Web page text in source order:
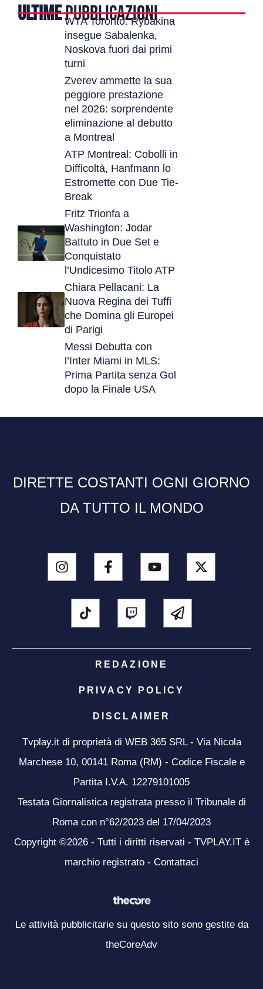
ULTIMEPUBBLICAZIONI
WTA Toronto: Rybakina
insegue Sabalenka,
Noskova fuori dai primi
turni
Zverev ammette la sua
peggiore prestazione
nel 2026: sorprendente
eliminazione al debutto
a Montreal
ATP Montreal: Cobolli in
Difficoltà, Hanfmann lo
Estromette con Due Tie-
Break
Fritz Trionfa a
Washington: Jodar
Battuto in Due Set e
Conquistato
l’Undicesimo Titolo ATP
Chiara Pellacani: La
Nuova Regina dei Tuffi
che Domina gli Europei
di Parigi
Messi Debutta con
l’Inter Miami in MLS:
Prima Partita senza Gol
dopo la Finale USA
DIRETTE COSTANTI OGNI GIORNO
DA TUTTO IL MONDO
REDAZIONE
PRIVACY POLICY
DISCLAIMER
Tvplay.it di proprietà di WEB 365 SRL - Via Nicola
Marchese 10, 00141 Roma (RM) - Codice Fiscale e
Partita I.V.A. 12279101005
Testata Giornalistica registrata presso il Tribunale di
Roma con n°62/2023 del 17/04/2023
Copyright ©2026 - Tutti i diritti riservati - TVPLAY.IT è
marchio registrato - Contattaci
Le attività pubblicitarie su questo sito sono gestite da
theCoreAdv